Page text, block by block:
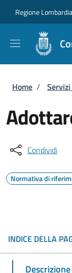
Regione Lombardia
Briciole
Home /
Condividi
Normativa di
INDICE DELLA
Descrizione